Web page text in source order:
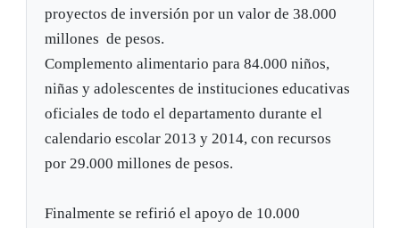
proyectos de inversión por un valor de 38.000
millones de pesos.
Complemento alimentario para 84.000 niños,
niñas y adolescentes de instituciones educativas
oficiales de todo el departamento durante el
calendario escolar 2013 y 2014, con recursos
por 29.000 millones de pesos.
Finalmente se refirió el apoyo de 10.000